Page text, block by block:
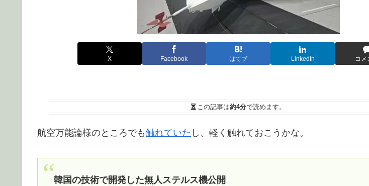
X Facebook はてブ LinkedIn コメ
この記事は約4分で読めます。
航空万能論様のところでも触れていた し、軽く触れておこうかな。
韓国の技術で開発した無人ステルス機公開